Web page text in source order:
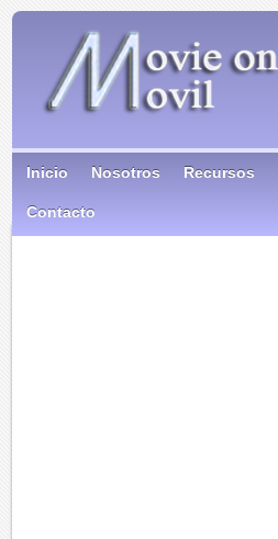
Inicio Nosotros Recursos
Contacto